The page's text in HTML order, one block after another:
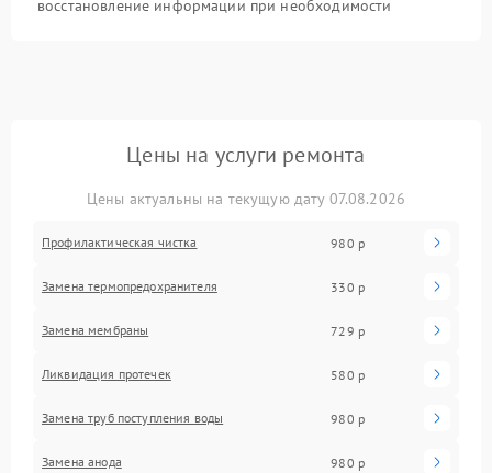
восстановление информации при необходимости
Цены на услуги ремонта
Цены актуальны на текущую дату 07.08.2026
Профилактическая чистка 980 р
Замена термопредохранителя 330 р
Замена мембраны 729 р
Ликвидация протечек 580 р
Замена труб поступления воды 980 р
Замена анода 980 р